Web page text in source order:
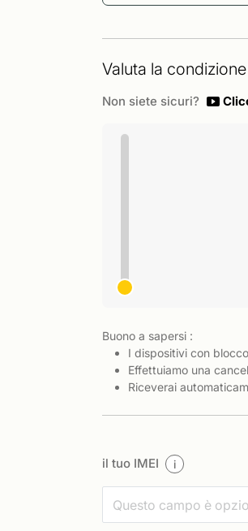
Valuta la
Non siete sicuri?
Buono a sapersi :
I dispositivi con
Effettuiamo una
Riceverai
il tuo IMEI i